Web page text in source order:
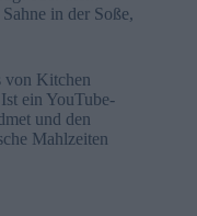
in der Soße,
von Kitchen
Ist ein YouTube-
und den
Mahlzeiten